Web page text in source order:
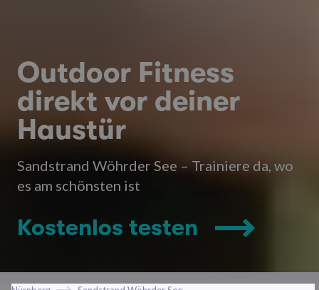
Outdoor Fitness
direkt vor deiner
Haustür
Sandstrand Wöhrder See – Trainiere da, wo
es am schönsten ist
Kostenlos testen